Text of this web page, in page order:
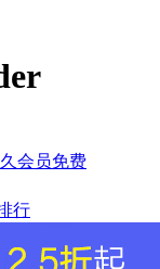
会员免费
行